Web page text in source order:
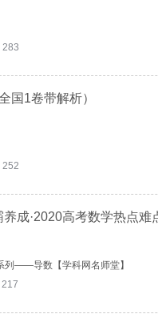
283
国1卷带解析）
252
列——导数【学科网名师堂】